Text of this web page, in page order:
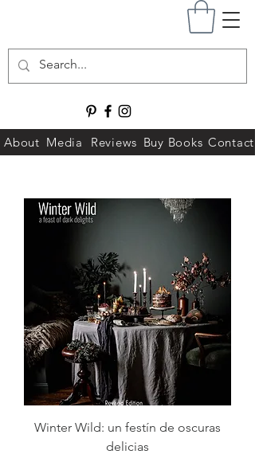
About Media Reviews Buy Books Contact
Winter Wild: un festín de oscuras
delicias